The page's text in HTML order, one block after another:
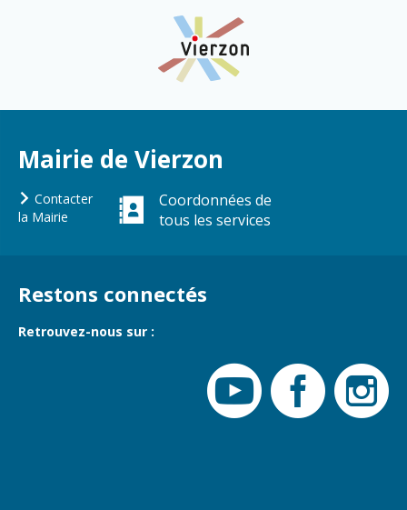
Mairie de Vierzon
Contacter
la Mairie
Coordonnées de
tous les services
Restons connectés
Retrouvez-nous sur :